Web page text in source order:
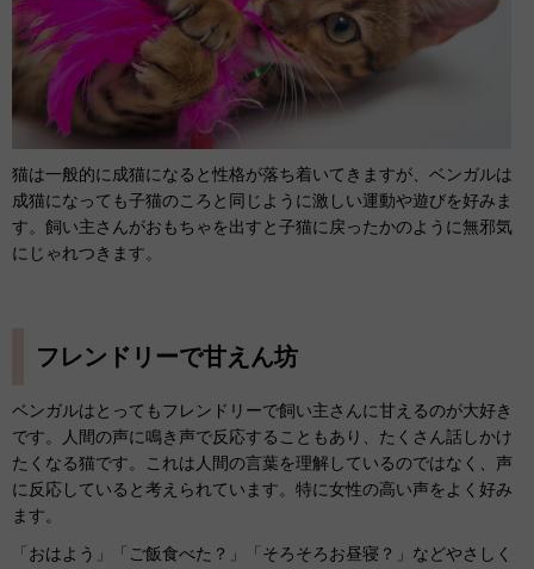
猫は一般的に成猫になると性格が落ち着いてきますが、ベンガルは
成猫になっても子猫のころと同じように激しい運動や遊びを好みま
す。飼い主さんがおもちゃを出すと子猫に戻ったかのように無邪気
にじゃれつきます。
フレンドリーで甘えん坊
ベンガルはとってもフレンドリーで飼い主さんに甘えるのが大好き
です。人間の声に鳴き声で反応することもあり、たくさん話しかけ
たくなる猫です。これは人間の言葉を理解しているのではなく、声
に反応していると考えられています。特に女性の高い声をよく好み
ます。
「おはよう」「ご飯食べた？」「そろそろお昼寝？」などやさしく